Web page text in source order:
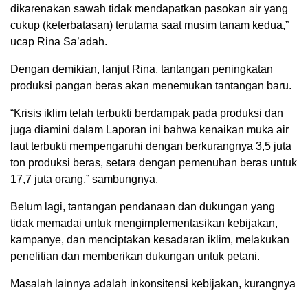
dikarenakan sawah tidak mendapatkan pasokan air yang
cukup (keterbatasan) terutama saat musim tanam kedua,”
ucap Rina Sa’adah.
Dengan demikian, lanjut Rina, tantangan peningkatan
produksi pangan beras akan menemukan tantangan baru.
“Krisis iklim telah terbukti berdampak pada produksi dan
juga diamini dalam Laporan ini bahwa kenaikan muka air
laut terbukti mempengaruhi dengan berkurangnya 3,5 juta
ton produksi beras, setara dengan pemenuhan beras untuk
17,7 juta orang,” sambungnya.
Belum lagi, tantangan pendanaan dan dukungan yang
tidak memadai untuk mengimplementasikan kebijakan,
kampanye, dan menciptakan kesadaran iklim, melakukan
penelitian dan memberikan dukungan untuk petani.
Masalah lainnya adalah inkonsitensi kebijakan, kurangnya